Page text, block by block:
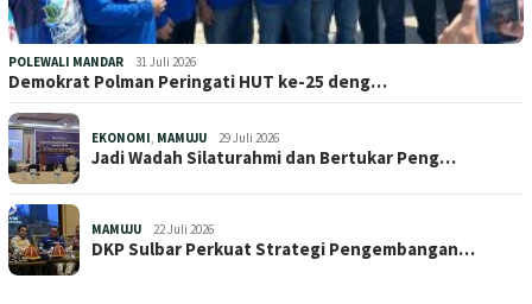
POLEWALI MANDAR 31 Juli 2026
Demokrat Polman Peringati HUT ke-25 deng…
EKONOMI, MAMUJU 29 Juli 2026
Jadi Wadah Silaturahmi dan Bertukar Peng…
MAMUJU 22 Juli 2026
DKP Sulbar Perkuat Strategi Pengembangan…